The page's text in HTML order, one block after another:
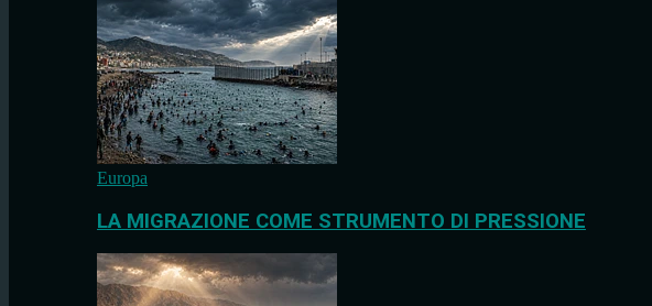
Europa
LA MIGRAZIONE COME STRUMENTO DI PRESSIONE